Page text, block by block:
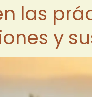
las
y